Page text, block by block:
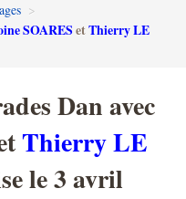
FFAB95
Aïkido enfants & ados
Inscription DAN en ligne
Passage de grades DAN
>
SOARESetThierry LE
Dan avec
Thierry LE
le 3 avril